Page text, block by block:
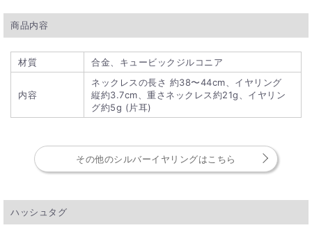
商品内容
材質 合金、キュービックジルコニア
内容
ネックレスの長さ 約38〜44cm、イヤリング
縦約3.7cm、重さネックレス約21g、イヤリン
グ約5g (片耳)
その他のシルバーイヤリングはこちら
ハッシュタグ